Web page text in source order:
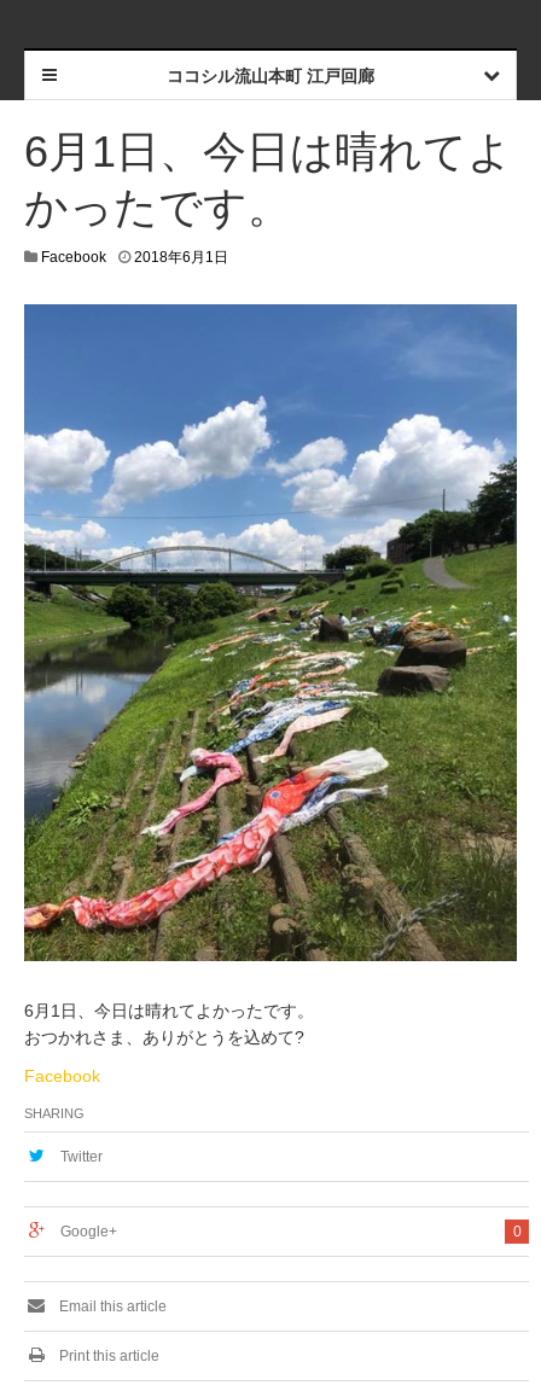
ココシル流山本町 江戸回廊
6月1日、今日は晴れてよ
かったです。
Facebook 2018年6月1日
6月1日、今日は晴れてよかったです。
おつかれさま、ありがとうを込めて?
Facebook
SHARING
Twitter
0
Google+
Email this article
Print this article